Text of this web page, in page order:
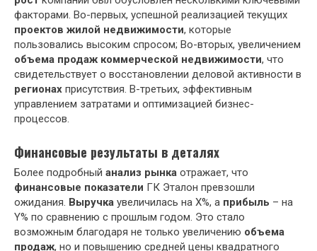
факторами. Во-первых, успешной реализацией текущих
проектов жилой недвижимости, которые
пользовались высоким спросом; Во-вторых, увеличением
объема продаж коммерческой недвижимости, что
свидетельствует о восстановлении деловой активности в
регионах присутствия. В-третьих, эффективным
управлением затратами и оптимизацией бизнес-
процессов.
Финансовые результаты в деталях
Более подробный анализ рынка отражает, что
финансовые показатели ГК Эталон превзошли
ожидания. Выручка увеличилась на X%, а прибыль – на
Y% по сравнению с прошлым годом. Это стало
возможным благодаря не только увеличению объема
продаж, но и повышению средней цены квадратного